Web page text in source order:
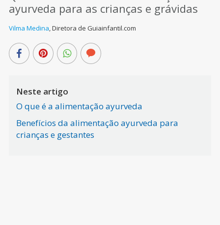
ayurveda para as crianças e grávidas
Vilma Medina,Diretora de Guiainfantil.com
Neste artigo
O que é a alimentação ayurveda
Benefícios da alimentação ayurveda para
crianças e gestantes